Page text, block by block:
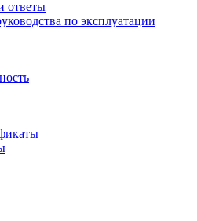
ответы
по эксплуатации